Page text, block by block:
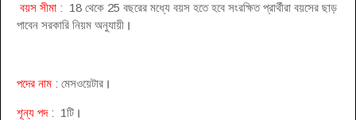
বয়স সীমা : 18 থেকে 25 বছরের মধ্যে বয়স হতে হবে সংরক্ষিত প্রার্থীরা বয়সের ছাড়
পাবেন সরকারি নিয়ম অনুযায়ী ।
পদের নাম : মেসওয়েটার ।
শূন্য পদ: 1টি ।